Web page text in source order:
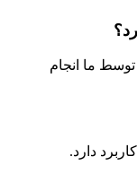
ما انجام
دارد.